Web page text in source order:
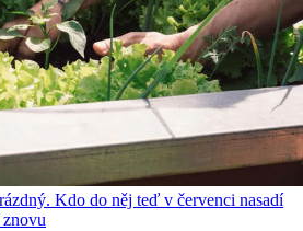
Kdo do něj teď v červenci nasadí